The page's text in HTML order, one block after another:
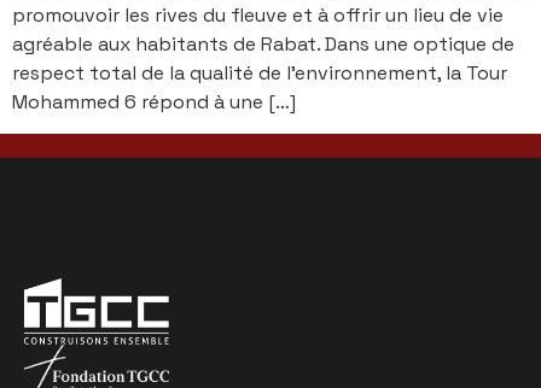
promouvoir les rives du fleuve et à offrir un lieu de vie
agréable aux habitants de Rabat. Dans une optique de
respect total de la qualité de l’environnement, la Tour
Mohammed 6 répond à une […]